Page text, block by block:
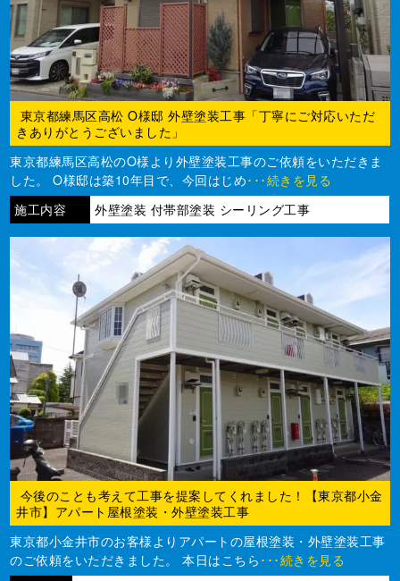
東京都練馬区高松 O様邸 外壁塗装工事「丁寧にご対応いただ
きありがとうございました」
東京都練馬区高松のO様より外壁塗装工事のご依頼をいただきま
した。 O様邸は築10年目で、今回はじめ･･･続きを見る
施工内容
外壁塗装 付帯部塗装 シーリング工事
今後のことも考えて工事を提案してくれました！【東京都小金
井市】アパート屋根塗装・外壁塗装工事
東京都小金井市のお客様よりアパートの屋根塗装・外壁塗装工事
のご依頼をいただきました。 本日はこちら ･･･続きを見る